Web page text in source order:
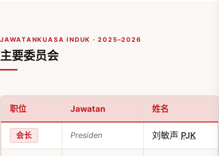
JAWATANKUASA INDUK · 2025–2026
主要委员会
职位 Jawatan 姓名
会长 Presiden 刘敏声 PJK